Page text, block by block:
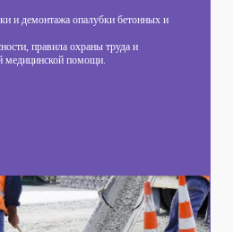
и демонтажа опалубки бетонных и
правила охраны труда и
медицинской помощи.